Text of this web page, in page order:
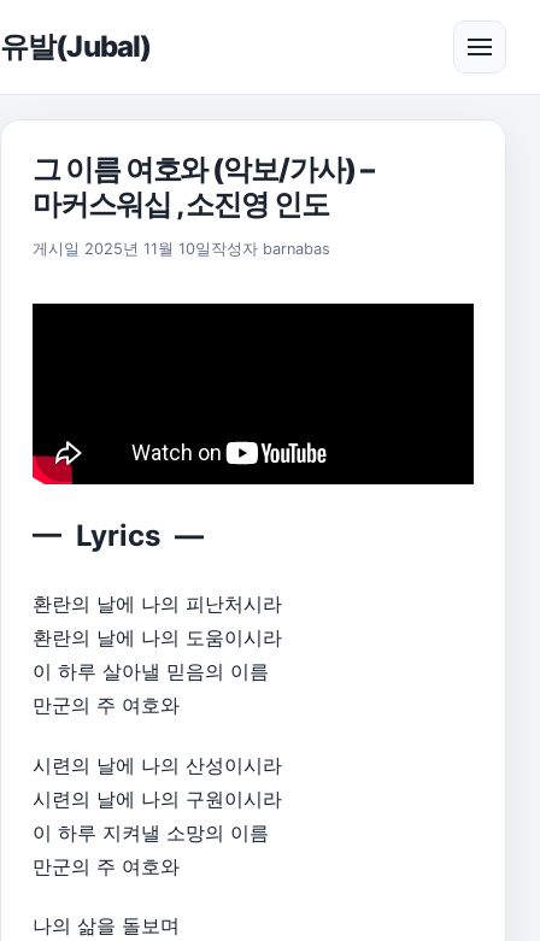
유발(Jubal) 메뉴
그 이름 여호와 (악보/가사) –
마커스워십 , 소진영 인도
게시일 2025년 11월 10일 2025년 11월 17일
작성자 barnabas
— Lyrics —
환란의 날에 나의 피난처시라
환란의 날에 나의 도움이시라
이 하루 살아낼 믿음의 이름
만군의 주 여호와
시련의 날에 나의 산성이시라
시련의 날에 나의 구원이시라
이 하루 지켜낼 소망의 이름
만군의 주 여호와
나의 삶을 돌보며